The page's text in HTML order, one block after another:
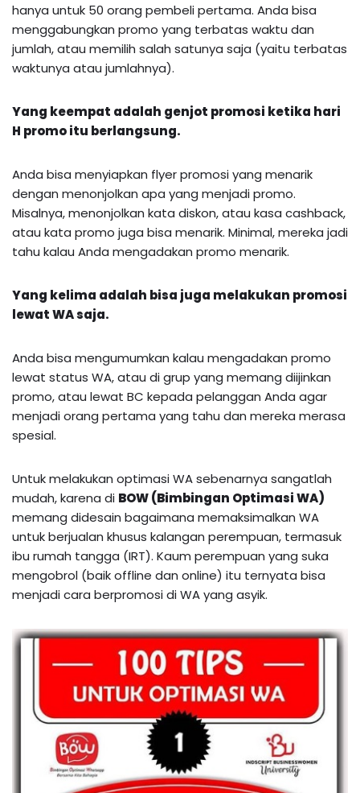
hanya untuk 50 orang pembeli pertama. Anda bisa
menggabungkan promo yang terbatas waktu dan
jumlah, atau memilih salah satunya saja (yaitu terbatas
waktunya atau jumlahnya).
Yang keempat adalah genjot promosi ketika hari
H promo itu berlangsung.
Anda bisa menyiapkan flyer promosi yang menarik
dengan menonjolkan apa yang menjadi promo.
Misalnya, menonjolkan kata diskon, atau kasa cashback,
atau kata promo juga bisa menarik. Minimal, mereka jadi
tahu kalau Anda mengadakan promo menarik.
Yang kelima adalah bisa juga melakukan promosi
lewat WA saja.
Anda bisa mengumumkan kalau mengadakan promo
lewat status WA, atau di grup yang memang diijinkan
promo, atau lewat BC kepada pelanggan Anda agar
menjadi orang pertama yang tahu dan mereka merasa
spesial.
Untuk melakukan optimasi WA sebenarnya sangatlah
mudah, karena di BOW (Bimbingan Optimasi WA)
memang didesain bagaimana memaksimalkan WA
untuk berjualan khusus kalangan perempuan, termasuk
ibu rumah tangga (IRT). Kaum perempuan yang suka
mengobrol (baik offline dan online) itu ternyata bisa
menjadi cara berpromosi di WA yang asyik.